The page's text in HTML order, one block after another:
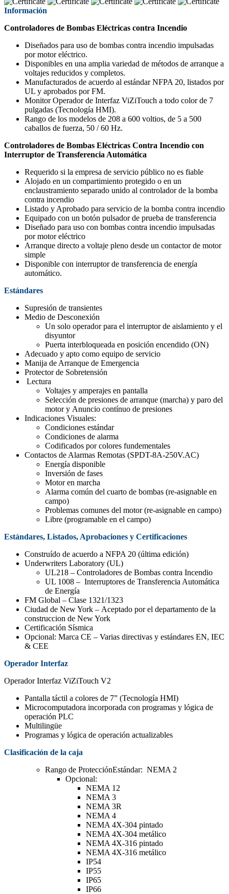
Información
Controladores de Bombas Eléctricas contra Incendio
Diseñados para uso de bombas contra incendio impulsadas
por motor eléctrico.
Disponibles en una amplia variedad de métodos de arranque a
voltajes reducidos y completos.
Manufacturados de acuerdo al estándar NFPA 20, listados por
UL y aprobados por FM.
Monitor Operador de Interfaz ViZiTouch a todo color de 7
pulgadas (Tecnología HMI).
Rango de los modelos de 208 a 600 voltios, de 5 a 500
caballos de fuerza, 50 / 60 Hz.
Controladores de Bombas Eléctricas Contra Incendio con
Interruptor de Transferencia Automática
Requerido si la empresa de servicio público no es fiable
Alojado en un compartimiento protegido o en un
enclaustramiento separado unido al controlador de la bomba
contra incendio
Listado y Aprobado para servicio de la bomba contra incendio
Equipado con un botón pulsador de prueba de transferencia
Diseñado para uso con bombas contra incendio impulsadas
por motor eléctrico
Arranque directo a voltaje pleno desde un contactor de motor
simple
Disponible con interruptor de transferencia de energía
automático.
Estándares
Supresión de transientes
Medio de Desconexión
Un solo operador para el interruptor de aislamiento y el
disyuntor
Puerta interbloqueada en posición encendido (ON)
Adecuado y apto como equipo de servicio
Manija de Arranque de Emergencia
Protector de Sobretensión
Lectura
Voltajes y amperajes en pantalla
Selección de presiones de arranque (marcha) y paro del
motor y Anuncio contínuo de presiones
Indicaciones Visuales:
Condiciones estándar
Condiciones de alarma
Codificados por colores fundementales
Contactos de Alarmas Remotas (SPDT-8A-250V.AC)
Energía disponible
Inversión de fases
Motor en marcha
Alarma común del cuarto de bombas (re-asignable en
campo)
Problemas comunes del motor (re-asignable en campo)
Libre (programable en el campo)
Estándares, Listados, Aprobaciones y Certificaciones
Construído de acuerdo a NFPA 20 (última edición)
Underwriters Laboratory (UL)
UL218 – Controladores de Bombas contra Incendio
UL 1008 – Interruptores de Transferencia Automática
de Energía
FM Global – Clase 1321/1323
Ciudad de New York – Aceptado por el departamento de la
construccion de New York
Certificación Sísmica
Opcional: Marca CE – Varias directivas y estándares EN, IEC
& CEE
Operador Interfaz
Operador Interfaz ViZiTouch V2
Pantalla táctil a colores de 7” (Tecnología HMI)
Microcomputadora incorporada con programas y lógica de
operación PLC
Multilingüe
Programas y lógica de operación actualizables
Clasificación de la caja
Rango de ProtecciónEstándar: NEMA 2
Opcional:
NEMA 12
NEMA 3
NEMA 3R
NEMA 4
NEMA 4X-304 pintado
NEMA 4X-304 metálico
NEMA 4X-316 pintado
NEMA 4X-316 metálico
IP54
IP55
IP65
IP66